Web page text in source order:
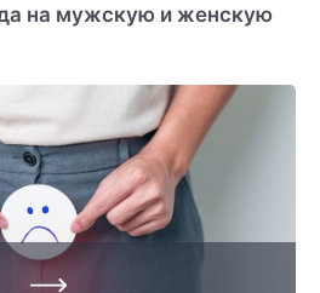
на мужскую и женскую